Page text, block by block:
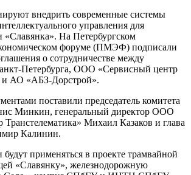
внедрить современные системы
управления для
На Петербургском
форуме (ПМЭФ) подписали
о сотрудничестве между
Петербурга, ООО «Сервисный центр
и АО «АБЗ-Дорстрой».
поставили председатель комитета
Минкин, генеральный директор ООО
Михаил Казаков и глава
Калинин.
применяться в проекте трамвайной
«Славянку», железнодорожную